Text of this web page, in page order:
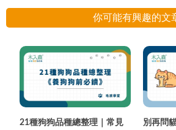
你可能有興趣的文
21種狗狗品種總整理｜常見
別再問